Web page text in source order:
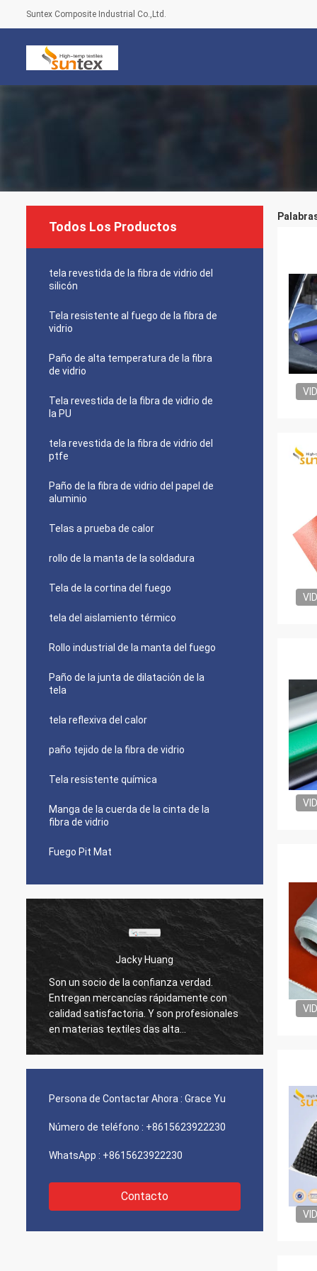
Suntex Composite Industrial Co.,Ltd.
Todos Los Productos
tela revestida de la fibra de vidrio del
silicón
Tela resistente al fuego de la fibra de
vidrio
Paño de alta temperatura de la fibra
de vidrio
Tela revestida de la fibra de vidrio de
la PU
tela revestida de la fibra de vidrio del
ptfe
Paño de la fibra de vidrio del papel de
aluminio
Telas a prueba de calor
rollo de la manta de la soldadura
Tela de la cortina del fuego
tela del aislamiento térmico
Rollo industrial de la manta del fuego
Paño de la junta de dilatación de la
tela
tela reflexiva del calor
paño tejido de la fibra de vidrio
Tela resistente química
Manga de la cuerda de la cinta de la
fibra de vidrio
Fuego Pit Mat
verdad.
con
profesionales
siempre para
Ms Hande
Hemos estado trabajando con Suntex
más de 10 años, ellos mantenemos
calidad estable siempre. Tratan cada
petición de nosotros seriamente. Es feliz
de trabajar así como ellos de todos
Persona de Contactar Ahora : Grace Yu
Número de teléfono : +8615623922230
WhatsApp : +8615623922230
Contacto